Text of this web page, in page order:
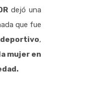
dejó una
que fue
,
mujer en